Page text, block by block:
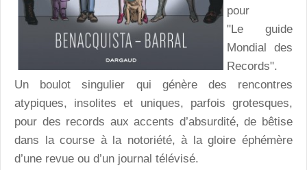
pour
"Le guide
Mondial des
Records".
Un boulot singulier qui génère des rencontres
atypiques, insolites et uniques, parfois grotesques,
pour des records aux accents d’absurdité, de bêtise
dans la course à la notoriété, à la gloire éphémère
d’une revue ou d’un journal télévisé.